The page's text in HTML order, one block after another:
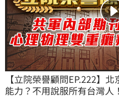
【立院榮譽顧問EP.222】
能力？不用說服所有台灣人！